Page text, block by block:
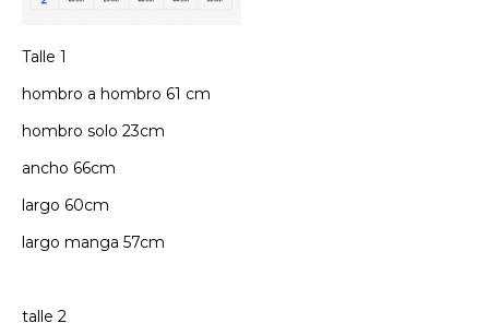
Talle 1
hombro a hombro 61 cm
hombro solo 23cm
ancho 66cm
largo 60cm
largo manga 57cm
talle 2